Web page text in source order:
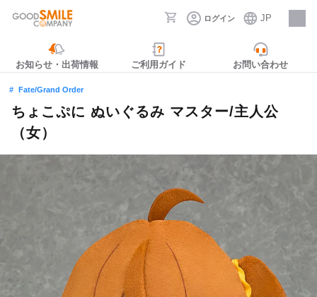
ログイン JP
採用情報
お知らせ・出荷情報 ご利用ガイド お問い合わせ
Fate/Grand Order
ちょこぷに ぬいぐるみ マスター/主人公
（女）